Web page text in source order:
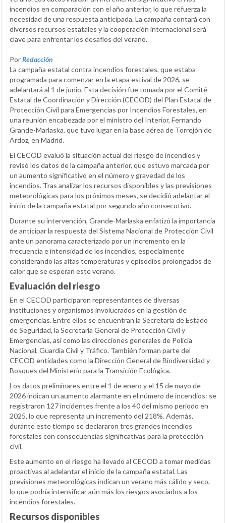
incendios en comparación con el año anterior, lo que refuerza la
necesidad de una respuesta anticipada. La campaña contará con
diversos recursos estatales y la cooperación internacional será
clave para enfrentar los desafíos del verano.
PorRedacción
La campaña estatal contra incendios forestales, que estaba
programada para comenzar en la etapa estival de 2026, se
adelantará al 1 de junio. Esta decisión fue tomada por el Comité
Estatal de Coordinación y Dirección (CECOD) del Plan Estatal de
Protección Civil para Emergencias por Incendios Forestales, en
una reunión encabezada por el ministro del Interior, Fernando
Grande-Marlaska, que tuvo lugar en la base aérea de Torrejón de
Ardoz, en Madrid.
El CECOD evaluó la situación actual del riesgo de incendios y
revisó los datos de la campaña anterior, que estuvo marcada por
un aumento significativo en el número y gravedad de los
incendios. Tras analizar los recursos disponibles y las previsiones
meteorológicas para los próximos meses, se decidió adelantar el
inicio de la campaña estatal por segundo año consecutivo.
Durante su intervención, Grande-Marlaska enfatizó la importancia
de anticipar la respuesta del Sistema Nacional de Protección Civil
ante un panorama caracterizado por un incremento en la
frecuencia e intensidad de los incendios, especialmente
considerando las altas temperaturas y episodios prolongados de
calor que se esperan este verano.
Evaluación del riesgo
En el CECOD participaron representantes de diversas
instituciones y organismos involucrados en la gestión de
emergencias. Entre ellos se encuentran la Secretaría de Estado
de Seguridad, la Secretaría General de Protección Civil y
Emergencias, así como las direcciones generales de Policía
Nacional, Guardia Civil y Tráfico. También forman parte del
CECOD entidades como la Dirección General de Biodiversidad y
Bosques del Ministerio para la Transición Ecológica.
Los datos preliminares entre el 1 de enero y el 15 de mayo de
2026 indican un aumento alarmante en el número de incendios: se
registraron 127 incidentes frente a los 40 del mismo periodo en
2025, lo que representa un incremento del 218%. Además,
durante este tiempo se declararon tres grandes incendios
forestales con consecuencias significativas para la protección
civil.
Este aumento en el riesgo ha llevado al CECOD a tomar medidas
proactivas al adelantar el inicio de la campaña estatal. Las
previsiones meteorológicas indican un verano más cálido y seco,
lo que podría intensificar aún más los riesgos asociados a los
incendios forestales.
Recursos disponibles